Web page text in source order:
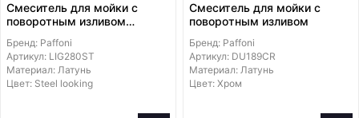
Смеситель для мойки с
поворотным изливом
Бренд: Paffoni
Артикул: LIG280ST
Материал: Латунь
Цвет: Steel looking
Смеситель для мойки с
поворотным изливом
Бренд: Paffoni
Артикул: DU189CR
Материал: Латунь
Цвет: Хром